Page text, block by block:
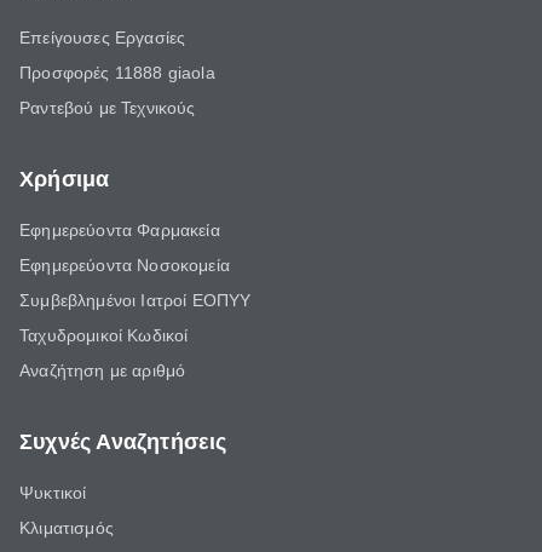
Επείγουσες Εργασίες
Προσφορές 11888 giaola
Ραντεβού με Τεχνικούς
Χρήσιμα
Εφημερεύοντα Φαρμακεία
Εφημερεύοντα Νοσοκομεία
Συμβεβλημένοι Ιατροί ΕΟΠΥΥ
Ταχυδρομικοί Κωδικοί
Αναζήτηση με αριθμό
Συχνές Αναζητήσεις
Ψυκτικοί
Κλιματισμός